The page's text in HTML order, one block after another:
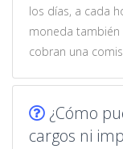
los días, a cada
moneda
cobran una
¿Cómo
cargos ni